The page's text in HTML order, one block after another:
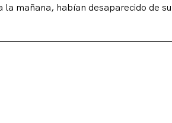
la mañana, habían desaparecido de